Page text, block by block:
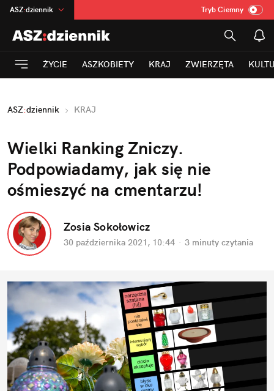
ASZ:dziennik
na:Temat
INN:Poland
mama
Rozrywka
Tryb Ciemny
ŻYCIE ASZKOBIETY KRAJ ZWIERZĘTA
ASZ:dziennik KRAJ
Wielki Ranking Zniczy.
Podpowiadamy, jak się nie
ośmieszyć na cmentarzu!
Zosia Sokołowicz
30 października 2021, 10:44 · 3 minuty czytania